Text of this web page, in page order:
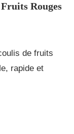
Rouges
de fruits
rapide et